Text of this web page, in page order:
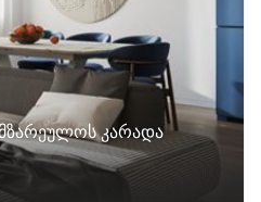
კარადა